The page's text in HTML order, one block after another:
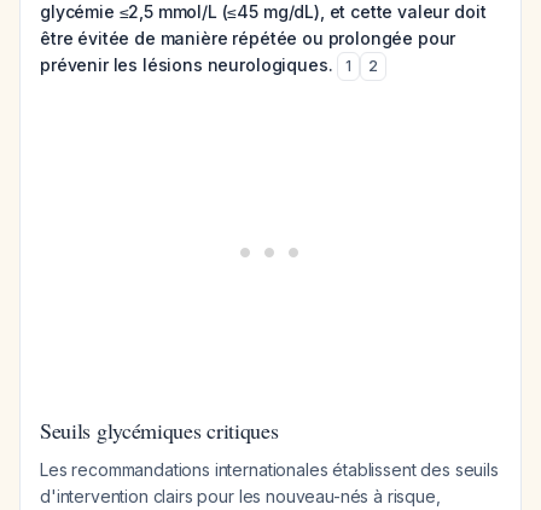
glycémie ≤2,5 mmol/L (≤45 mg/dL), et cette valeur doit
être évitée de manière répétée ou prolongée pour
prévenir les lésions neurologiques.
1 2
Seuils glycémiques critiques
Les recommandations internationales établissent des seuils
d'intervention clairs pour les nouveau-nés à risque,